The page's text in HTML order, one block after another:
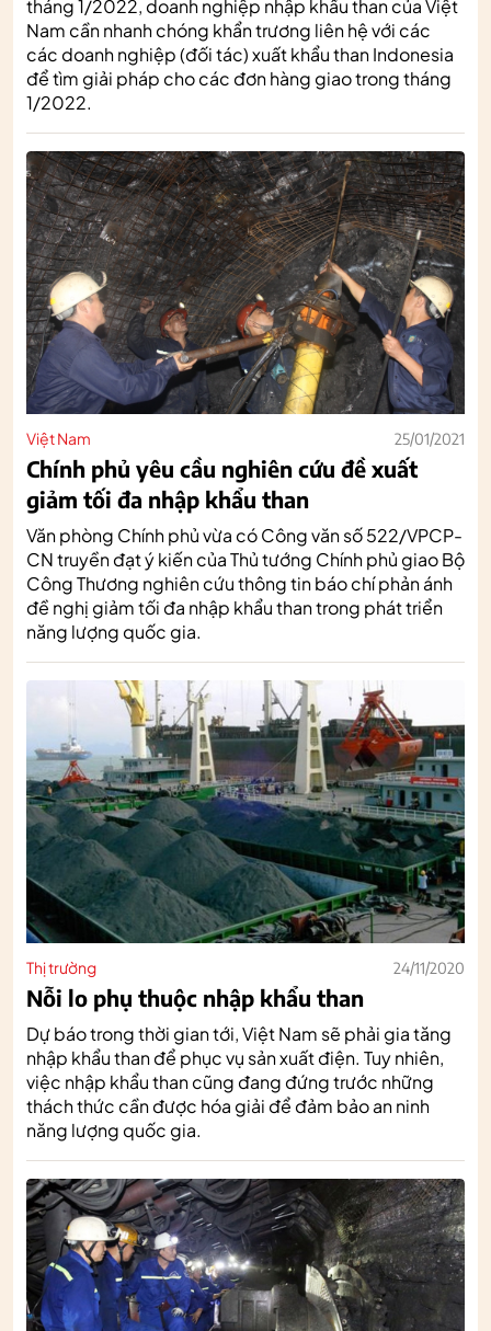
tháng 1/2022, doanh nghiệp nhập khẩu than của Việt
Nam cần nhanh chóng khẩn trương liên hệ với các
các doanh nghiệp (đối tác) xuất khẩu than Indonesia
để tìm giải pháp cho các đơn hàng giao trong tháng
1/2022.
Việt Nam 25/01/2021
Chính phủ yêu cầu nghiên cứu đề xuất
giảm tối đa nhập khẩu than
Văn phòng Chính phủ vừa có Công văn số 522/VPCP-
CN truyền đạt ý kiến của Thủ tướng Chính phủ giao Bộ
Công Thương nghiên cứu thông tin báo chí phản ánh
đề nghị giảm tối đa nhập khẩu than trong phát triển
năng lượng quốc gia.
Thị trường 24/11/2020
Nỗi lo phụ thuộc nhập khẩu than
Dự báo trong thời gian tới, Việt Nam sẽ phải gia tăng
nhập khẩu than để phục vụ sản xuất điện. Tuy nhiên,
việc nhập khẩu than cũng đang đứng trước những
thách thức cần được hóa giải để đảm bảo an ninh
năng lượng quốc gia.